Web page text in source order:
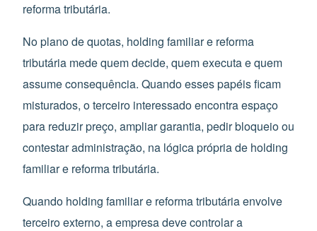
reforma tributária.
No plano de quotas, holding familiar e reforma
tributária mede quem decide, quem executa e quem
assume consequência. Quando esses papéis ficam
misturados, o terceiro interessado encontra espaço
para reduzir preço, ampliar garantia, pedir bloqueio ou
contestar administração, na lógica própria de holding
familiar e reforma tributária.
Quando holding familiar e reforma tributária envolve
terceiro externo, a empresa deve controlar a